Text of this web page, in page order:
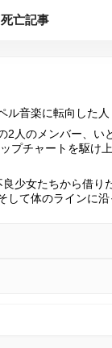
亡記事
ル音楽に転向した人
2人のメンバー、い
プチャートを駆け
少女たちから借り
て体のラインに